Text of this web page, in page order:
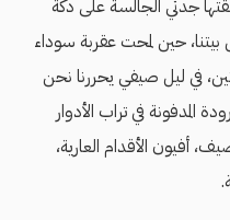
جدتي الجالسة على دكة
حين لمحت عقربة سوداء
في ليل صيفي يحررنا نحن
المدفونة في تراب الأدوار
أفيون الأقدام العارية،